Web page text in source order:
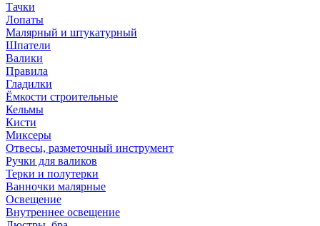
Тачки
Лопаты
Малярный и штукатурный
Шпатели
Валики
Правила
Гладилки
Ёмкости строительные
Кельмы
Кисти
Миксеры
Отвесы, разметочный инструмент
Ручки для валиков
Терки и полутерки
Ванночки малярные
Освещение
Внутреннее освещение